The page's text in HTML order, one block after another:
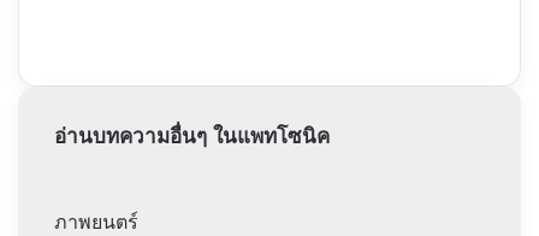
อ่านบทความอื่นๆ ในแพทโซนิค
ภาพยนตร์